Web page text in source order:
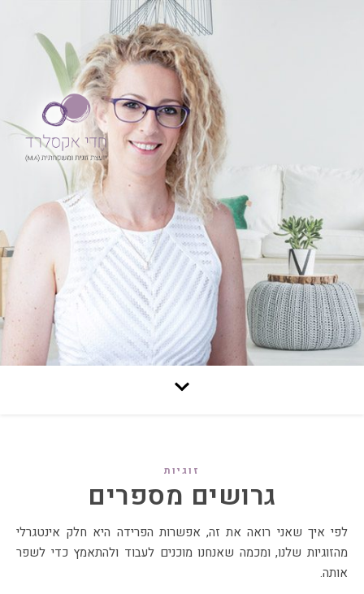
זוגיות
גרושים מספרים
לפי איך שאני רואה את זה, אפשרות הפרידה היא חלק אינטגרלי
מהזוגיות שלנו, ומכמה שאנחנו מוכנים לעבוד ולהתאמץ כדי לשפר
אותה.